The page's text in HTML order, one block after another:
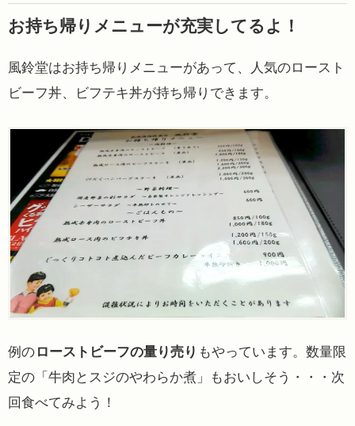
お持ち帰りメニューが充実してるよ！
風鈴堂はお持ち帰りメニューがあって、人気のロースト
ビーフ丼、ビフテキ丼が持ち帰りできます。
例の ローストビーフの量り売り もやっています。数量限
定の「牛肉とスジのやわらか煮」もおいしそう・・・次
回食べてみよう！